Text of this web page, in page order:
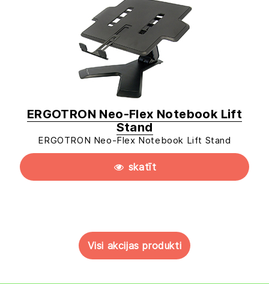
ERGOTRON Neo-Flex Notebook Lift
Stand
ERGOTRON Neo-Flex Notebook Lift Stand
skatīt
Visi akcijas produkti